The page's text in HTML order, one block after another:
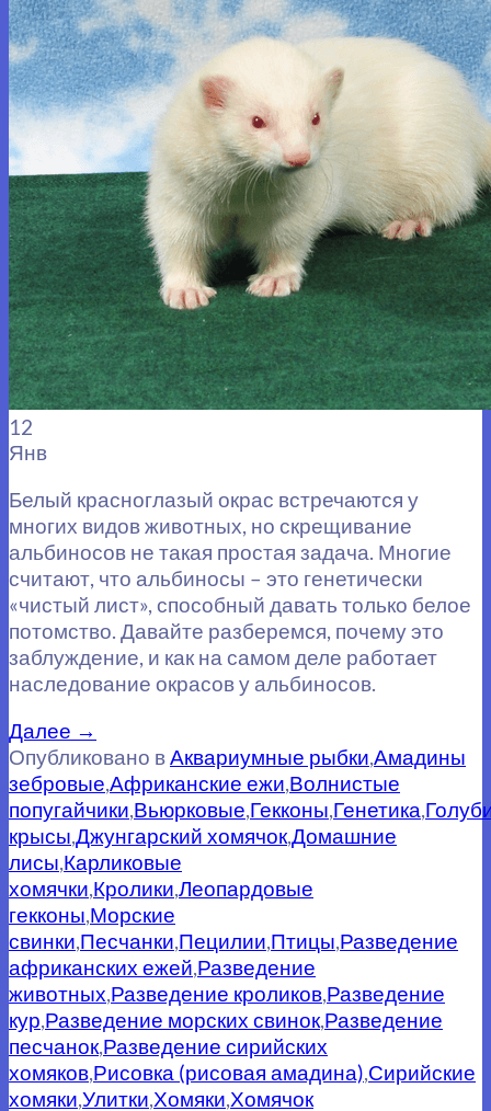
12
Янв
Белый красноглазый окрас встречаются у
многих видов животных, но скрещивание
альбиносов не такая простая задача. Многие
считают, что альбиносы – это генетически
«чистый лист», способный давать только белое
потомство. Давайте разберемся, почему это
заблуждение, и как на самом деле работает
наследование окрасов у альбиносов.
Далее →
Опубликовано вАквариумные рыбки,Амадины
зебровые,Африканские ежи,Волнистые
попугайчики,Вьюрковые,Гекконы,Генетика,
крысы,Джунгарский хомячок,Домашние
лисы,Карликовые
хомячки,Кролики,Леопардовые
гекконы,Морские
свинки,Песчанки,Пецилии,Птицы,Разведение
африканских ежей,Разведение
животных,Разведение кроликов,Разведение
кур,Разведение морских свинок,Разведение
песчанок,Разведение сирийских
хомяков,Рисовка (рисовая амадина),Сирийские
хомяки,Улитки,Хомяки,Хомячок